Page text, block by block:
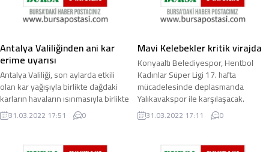
Antalya Valiliğinden ani kar
erime uyarısı
Antalya Valiliği, son aylarda etkili
olan kar yağışıyla birlikte dağdaki
karların havaların ısınmasıyla birlikte
ani eriyip, sel, taşkın, heyelan ...
31.03.2022 17:51 0
Mavi Kelebekler kritik virajda
Konyaaltı Belediyespor, Hentbol
Kadınlar Süper Ligi 17. hafta
mücadelesinde deplasmanda
Yalıkavakspor ile karşılaşacak.
Hentbol Kadınlar Süper ...
31.03.2022 17:11 0